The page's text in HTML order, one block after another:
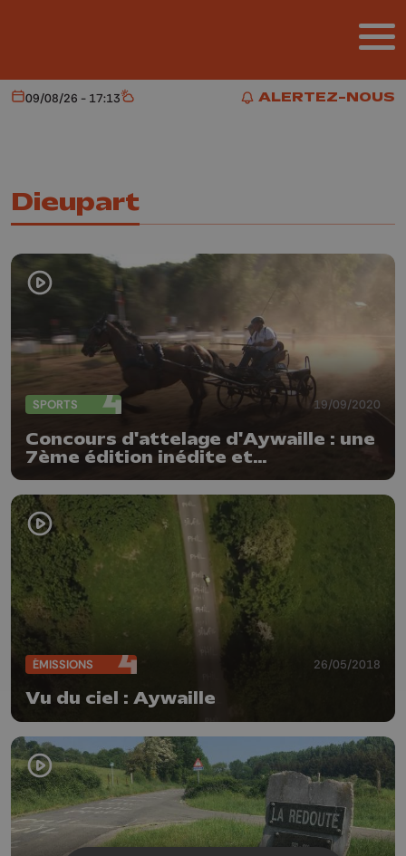
ALERTEZ-NOUS
ALERTEZ-NOUS
Aujourd'hui
09/08/26 - 17:13 Météo
Dieupart
SPORTS 19/09/2020
Concours d'attelage d'Aywaille : une
7ème édition inédite et
prometteuse
ÉMISSIONS 26/05/2018
Vu du ciel : Aywaille